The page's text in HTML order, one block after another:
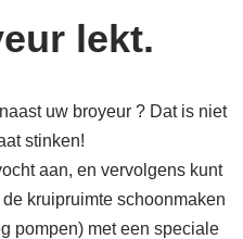
lekt.
uw broyeur ? Dat is niet
stinken!
aan, en vervolgens kunt
kruipruimte schoonmaken
pompen) met een speciale